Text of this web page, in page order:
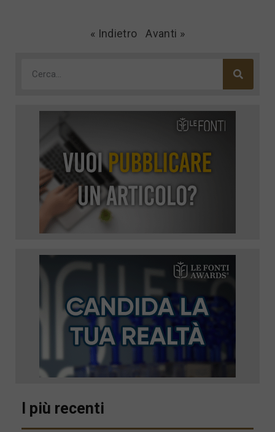
« Indietro Avanti »
I più recenti